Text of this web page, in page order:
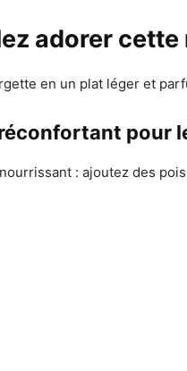
adorer
en un plat léger et
pour
: ajoutez des